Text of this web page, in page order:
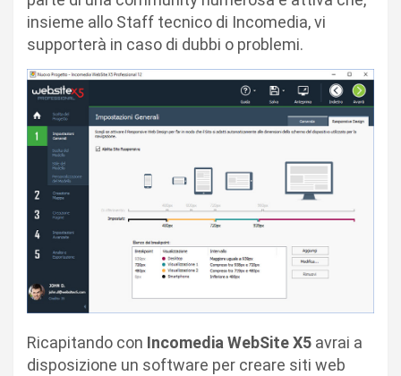
insieme allo Staff tecnico di Incomedia, vi
supporterà in caso di dubbi o problemi.
Ricapitando con Incomedia WebSite X5 avrai a
disposizione un software per creare siti web